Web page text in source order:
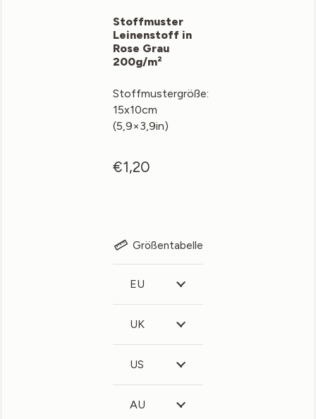
Stoffmuster
Leinenstoff in
Rose Grau
200g/m²
Stoffmustergröße:
15x10cm
(5,9×3,9in)
€1,20
Größentabelle
EU
UK
US
AU